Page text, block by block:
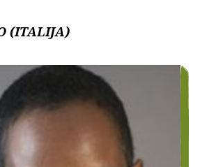
(ITALIJA)